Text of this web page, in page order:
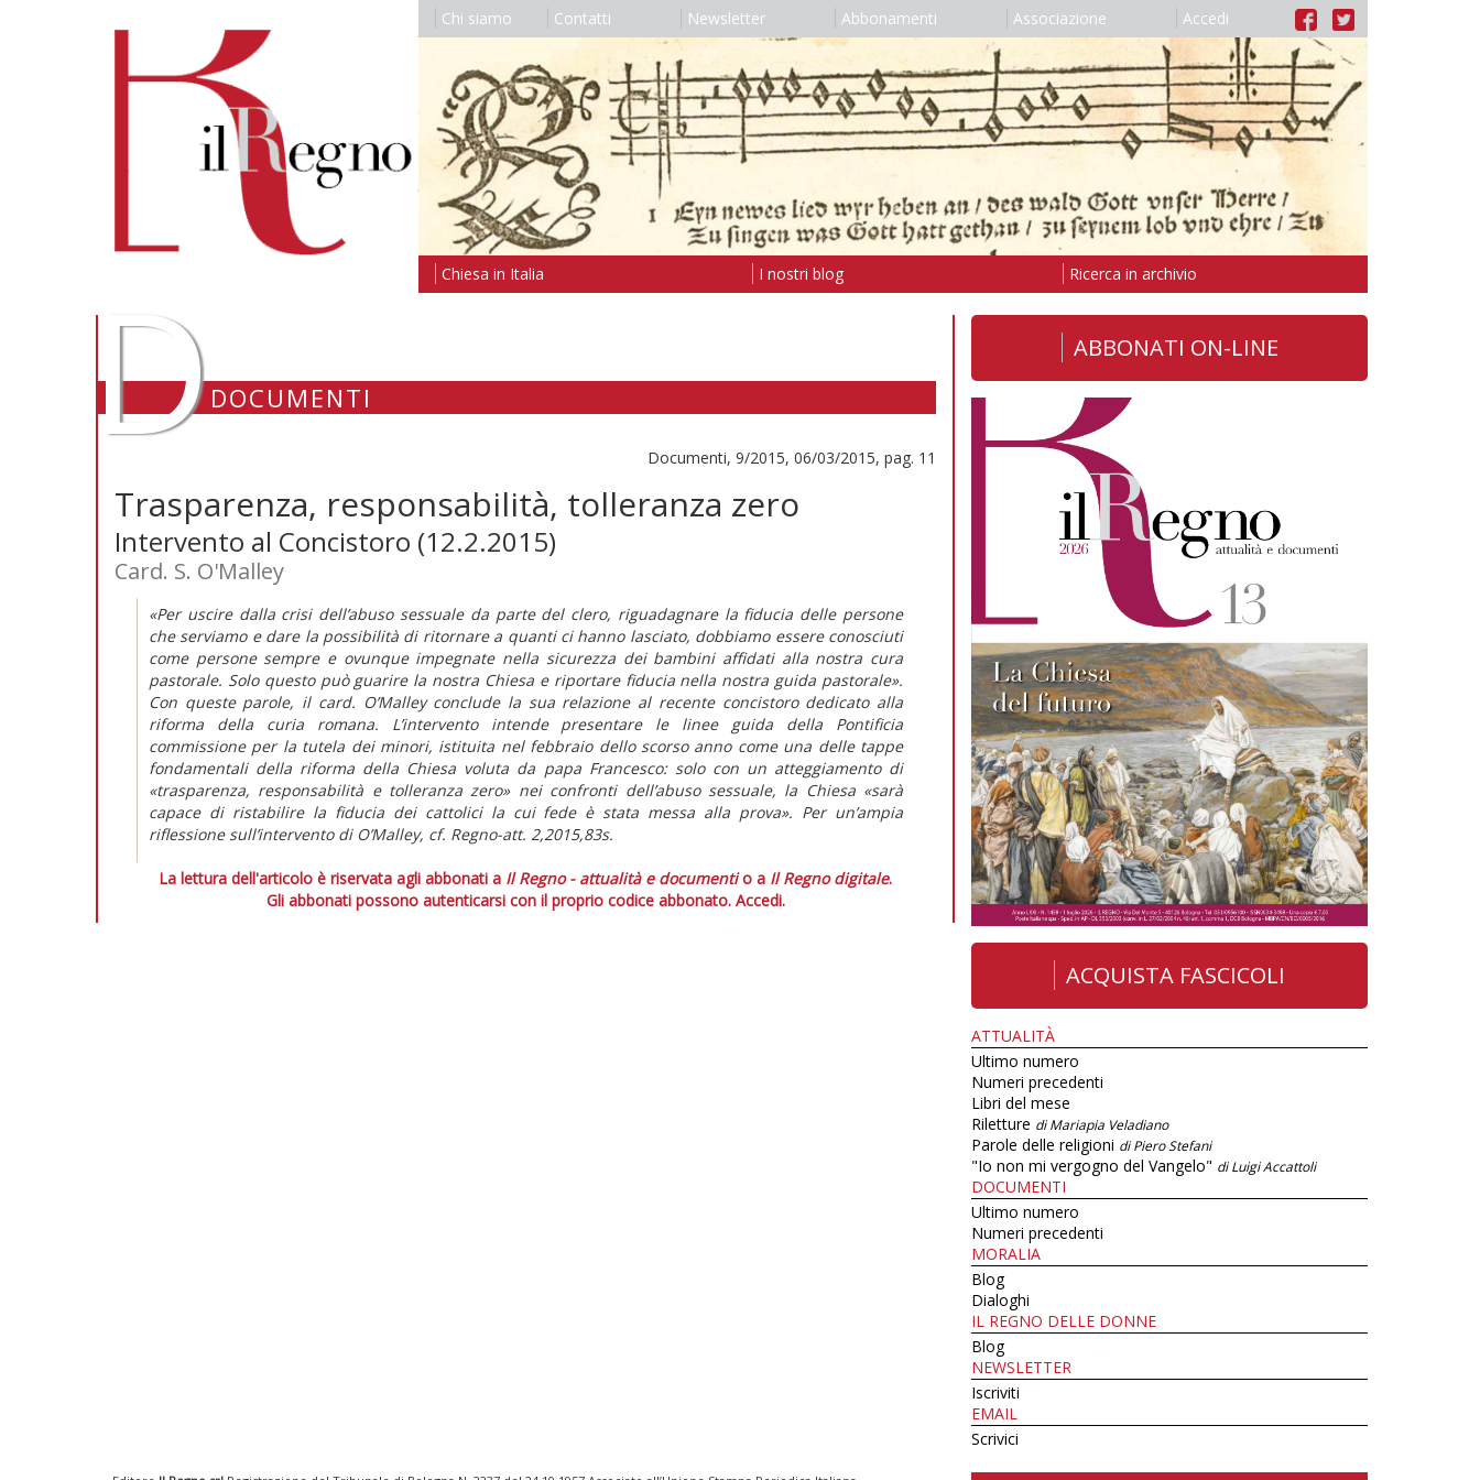
Chi siamo Contatti Newsletter Abbonamenti Associazione Accedi
Chiesa in Italia I nostri blog Ricerca in archivio
DDOCUMENTI
Documenti, 9/2015, 06/03/2015, pag. 11
Trasparenza, responsabilità, tolleranza zero
Intervento al Concistoro (12.2.2015)
Card. S. O'Malley
«Per uscire dalla crisi dell’abuso sessuale da parte del clero, riguadagnare la fiducia delle persone
che serviamo e dare la possibilità di ritornare a quanti ci hanno lasciato, dobbiamo essere conosciuti
come persone sempre e ovunque impegnate nella sicurezza dei bambini affidati alla nostra cura
pastorale. Solo questo può guarire la nostra Chiesa e riportare fiducia nella nostra guida pastorale».
Con queste parole, il card. O’Malley conclude la sua relazione al recente concistoro dedicato alla
riforma della curia romana. L’intervento intende presentare le linee guida della Pontificia
commissione per la tutela dei minori, istituita nel febbraio dello scorso anno come una delle tappe
fondamentali della riforma della Chiesa voluta da papa Francesco: solo con un atteggiamento di
«trasparenza, responsabilità e tolleranza zero» nei confronti dell’abuso sessuale, la Chiesa «sarà
capace di ristabilire la fiducia dei cattolici la cui fede è stata messa alla prova». Per un’ampia
riflessione sull’intervento di O’Malley, cf. Regno-att. 2,2015,83s.
La lettura dell'articolo è riservata agli abbonati a Il Regno - attualità e documentio a Il Regno digitale.
Gli abbonati possono autenticarsi con il proprio codice abbonato. Accedi.
ABBONATI ON-LINE
ACQUISTA FASCICOLI
ATTUALITÀ
Ultimo numero
Numeri precedenti
Libri del mese
Riletture di Mariapia Veladiano
Parole delle religioni di Piero Stefani
"Io non mi vergogno del Vangelo" di Luigi Accattoli
DOCUMENTI
Ultimo numero
Numeri precedenti
MORALIA
Blog
Dialoghi
IL REGNO DELLE DONNE
Blog
NEWSLETTER
Iscriviti
EMAIL
Scrivici